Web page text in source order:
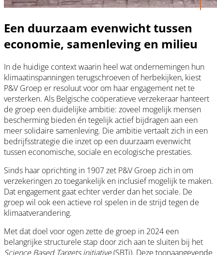
Een duurzaam evenwicht tussen
economie, samenleving en milieu
In de huidige context waarin heel wat ondernemingen hun
klimaatinspanningen terugschroeven of herbekijken, kiest
P&V Groep er resoluut voor om haar engagement net te
versterken. Als Belgische coöperatieve verzekeraar hanteert
de groep een duidelijke ambitie: zoveel mogelijk mensen
bescherming bieden én tegelijk actief bijdragen aan een
meer solidaire samenleving. Die ambitie vertaalt zich in een
bedrijfsstrategie die inzet op een duurzaam evenwicht
tussen economische, sociale en ecologische prestaties.
Sinds haar oprichting in 1907 zet P&V Groep zich in om
verzekeringen zo toegankelijk en inclusief mogelijk te maken.
Dat engagement gaat echter verder dan het sociale. De
groep wil ook een actieve rol spelen in de strijd tegen de
klimaatverandering.
Met dat doel voor ogen zette de groep in 2024 een
belangrijke structurele stap door zich aan te sluiten bij het
Science Based Targets initiative(SBTi). Deze toonaangevende